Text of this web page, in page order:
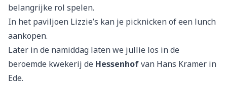
belangrijke rol spelen.
In het paviljoen Lizzie’s kan je picknicken of een lunch
aankopen.
Later in de namiddag laten we jullie los in de
beroemde kwekerij de Hessenhofvan Hans Kramer in
Ede.